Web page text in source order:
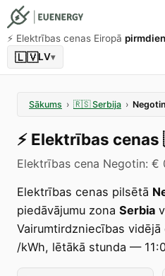
⚡️ Elektrības cenas Eiropā
🇱🇻LV▾
Sākums › 🇷🇸 Serbija › Negotin
⚡️ Elektrības cenas
Elektrības cena Negotin:
Elektrības cenas pilsētā
piedāvājumu zona Serbia
Vairumtirdzniecības
/kWh, lētākā stunda —